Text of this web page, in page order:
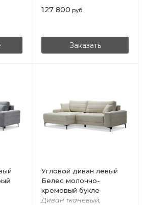
127 800 руб
Заказать
Угловой диван левый
Белес молочно-
кремовый букле
Диван тканевый,